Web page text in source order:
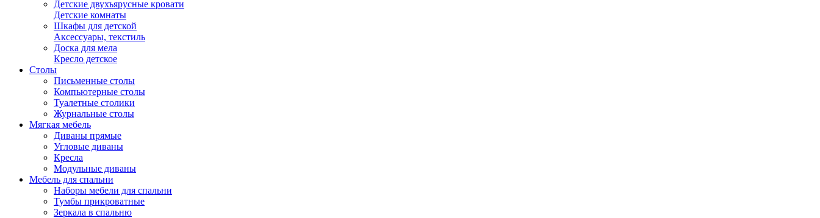
Детские двухъярусные кровати
Детские комнаты
Шкафы для детской
Аксессуары, текстиль
Доска для мела
Кресло детское
Столы
Письменные столы
Компьютерные столы
Туалетные столики
Журнальные столы
Мягкая мебель
Диваны прямые
Угловые диваны
Кресла
Модульные диваны
Мебель для спальни
Наборы мебели для спальни
Тумбы прикроватные
Зеркала в спальню